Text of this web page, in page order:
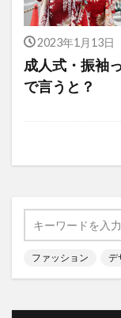
2023年1月13日
成人式・振袖
で言うと？
ファッション デ